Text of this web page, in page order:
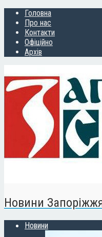
Головна
Про нас
Контакти
Офіційно
Архів
Новини
Новини